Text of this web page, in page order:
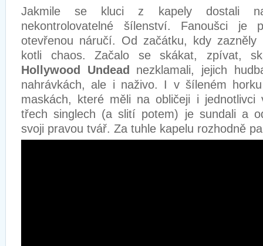
Jakmile se kluci z kapely dostali
nekontrolovatelné šílenství. Fanoušci je
otevřenou náručí. Od začátku, kdy
kotli chaos. Začalo se skákat, zpívat,
Hollywood Undead nezklamali, jejich
nahrávkách, ale i naživo. I v šíleném
maskách, které měli na obličeji i
třech singlech (a slití potem) je sundali a
svoji pravou tvář. Za tuhle kapelu rozhodně